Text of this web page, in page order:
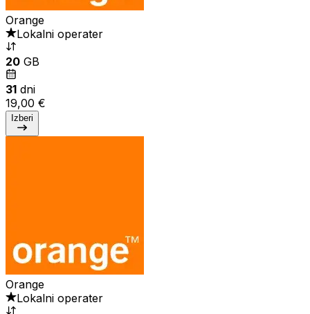
Orange
Lokalni operater
20 GB
31 dni
19,00 €
Izberi
Orange
Lokalni operater